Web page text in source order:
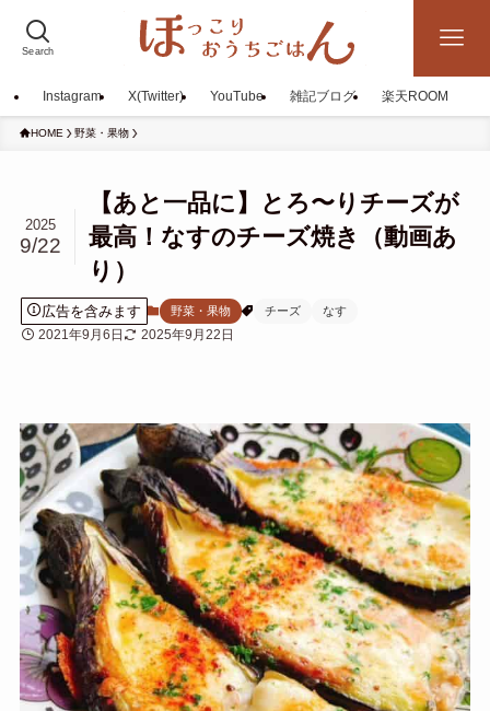
Search
Instagram X(Twitter) YouTube 雑記ブログ 楽天ROOM
HOME 野菜・果物
【あと一品に】とろ〜りチーズが
最高！なすのチーズ焼き（動画あ
り）
2025
9/22
広告を含みます 野菜・果物 チーズ なす
2021年9月6日 2025年9月22日